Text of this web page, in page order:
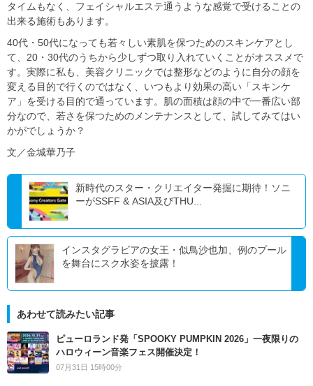
タイムもなく、フェイシャルエステ通うような感覚で受けることの
出来る施術もあります。
40代・50代になっても若々しい素肌を保つためのスキンケアとし
て、20・30代のうちから少しずつ取り入れていくことがオススメで
す。実際に私も、美容クリニックでは整形などのように自分の顔を
変える目的で行くのではなく、いつもより効果の高い「スキンケ
ア」を受ける目的で通っています。肌の面積は顔の中で一番広い部
分なので、若さを保つためのメンテナンスとして、試してみてはい
かがでしょうか？
文／金城華乃子
新時代のスター・クリエイター発掘に期待！ソニ
ーがSSFF & ASIA及びTHU...
インスタグラビアの女王・似鳥沙也加、例のプール
を舞台にスク水姿を披露！
あわせて読みたい記事
ピューロランド発「SPOOKY PUMPKIN 2026」一夜限りの
ハロウィーン音楽フェス開催決定！
07月31日 15時00分